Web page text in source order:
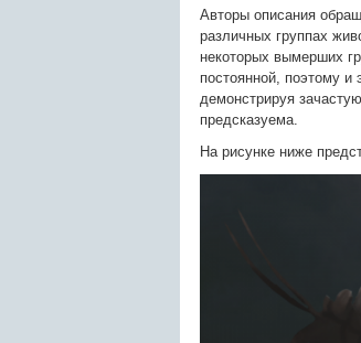
Авторы описания
различных группах
некоторых вымерших
постоянной, поэтому и
демонстрируя
предсказуема.
На рисунке ниже